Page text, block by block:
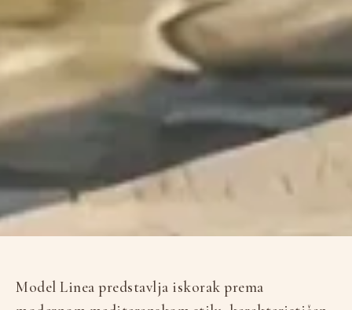
Model Linea predstavlja iskorak prema